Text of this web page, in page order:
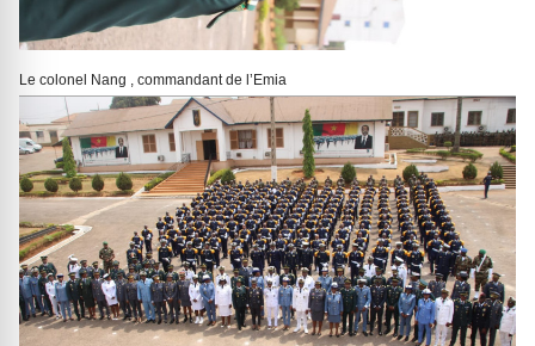
Le colonel Nang , commandant de l’Emia